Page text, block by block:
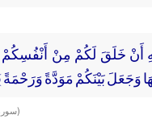
أَنْ خَلَقَ لَكُمْ مِنْ أَنْفُسِكُمْ
وَجَعَلَ بَيْنَكُمْ مَوَدَّةً وَرَحْمَةً
( سورة